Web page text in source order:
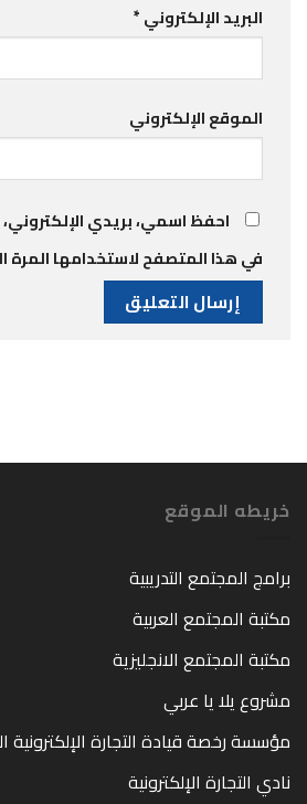
البريد الإلكتروني*
الموقع الإلكتروني
احفظ اسمي، بريدي
في هذا المتصفح لاستخدامها المرة
خريطه الموقع
برامج المجتمع التدريبية
مكتبة المجتمع العربية
مكتبة المجتمع الانجليزية
مشروع يلا يا عربي
مؤسسة رخصة قيادة التجارة الإلكترونية
نادي التجارة الإلكترونية